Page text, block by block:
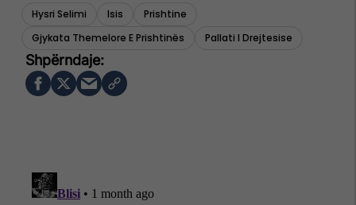
Hysri Selimi Isis
Prishtine
Gjykata Themelore E Prishtinës
Pallati I Drejtesise